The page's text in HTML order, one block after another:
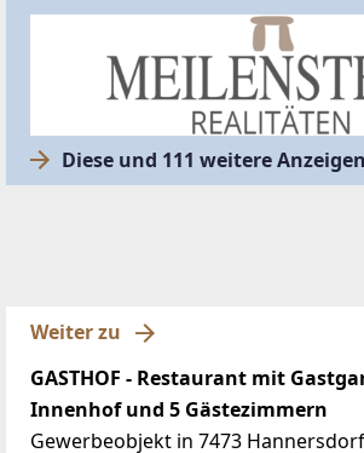
Diese und 111 weitere
Weiter zu
GASTHOF - Restaurant mit
Innenhof und 5 Gästezimmern
Gewerbeobjekt in 7473 Hannersdorf